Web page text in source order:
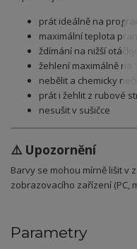
prát ideálně na
maximální teplota
ždímání na nižší otáčky
žehlení maximálně na
nebělit a chemicky
prát i žehlit z rubové
nesušit v sušičce
⚠️ Upozornění
Barvy se mohou mírně lišit v
zobrazovacího zařízení (PC,
Parametry